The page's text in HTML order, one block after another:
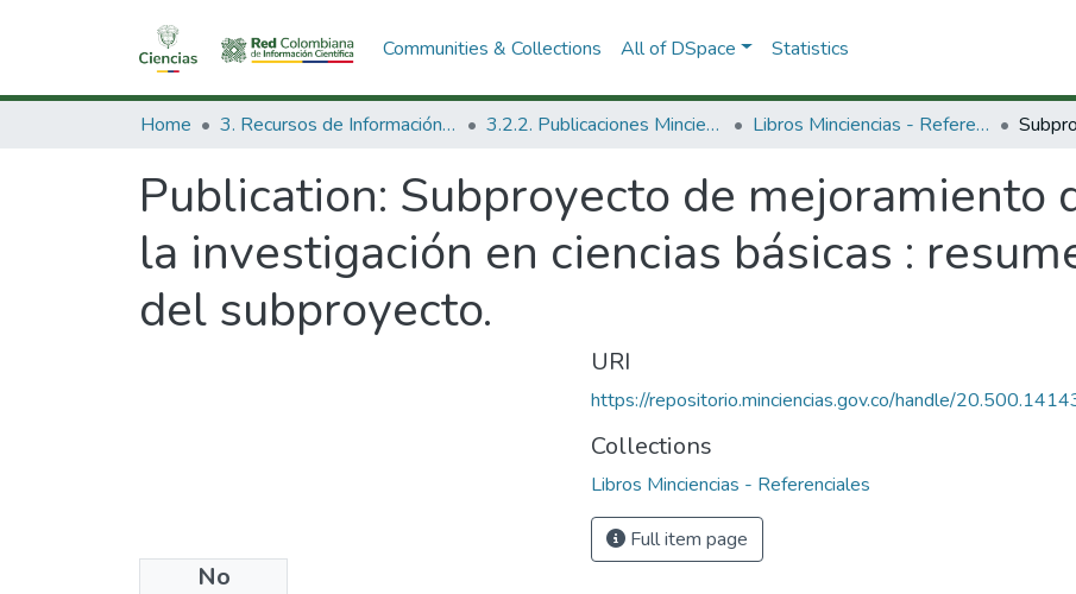
Communities & Collections All of DSpace Statistics
Home 3. Recursos de Información Científica y Tecnológica 3.2.2. Publicaciones Minciencias Libros Minciencias - Referenciales
Publication: Subproyecto de mejoramiento
la investigación en ciencias básicas :
del subproyecto.
No
URI
https://repositorio.minciencias.gov.co/handle/
Collections
Libros Minciencias - Referenciales
Full item page